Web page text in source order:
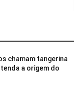
chamam tangerina
a origem do